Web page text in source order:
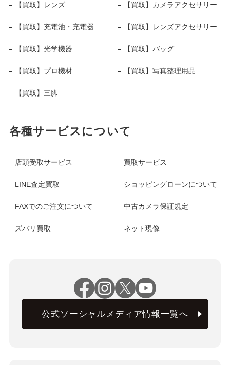
【買取】レンズ 【買取】カメラアクセサリー
【買取】充電池・充電器 【買取】レンズアクセサリー
【買取】光学機器 【買取】バッグ
【買取】プロ機材 【買取】写真整理用品
【買取】三脚
各種サービスについて
店頭受取サービス 買取サービス
LINE査定買取 ショッピングローンについて
FAXでのご注文について 中古カメラ保証規定
ズバリ買取 ネット現像
公式ソーシャルメディア情報一覧へ